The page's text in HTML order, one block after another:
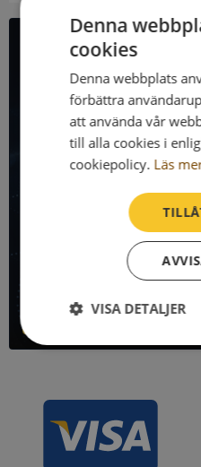
All
Få all denna
Syna API är ett blixtsnabbt
registrerade
skatteuppgifter och mycket
Denna sida använder Syna
Läs mer om Syna API
Denna
cookies
Denna webbplats
förbättra
att använda vår
till alla cookies i
cookiepolicy. Läs
VISA DETALJER
Strikt
Funktioner